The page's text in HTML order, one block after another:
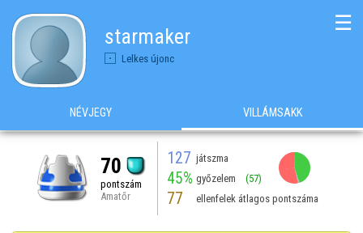
starmaker
Lelkes újonc
☰
NÉVJEGY VILLÁMSAKK
70
pontszám
Amatőr
127 játszma
45% győzelem (57)
77 ellenfelek átlagos pontszáma